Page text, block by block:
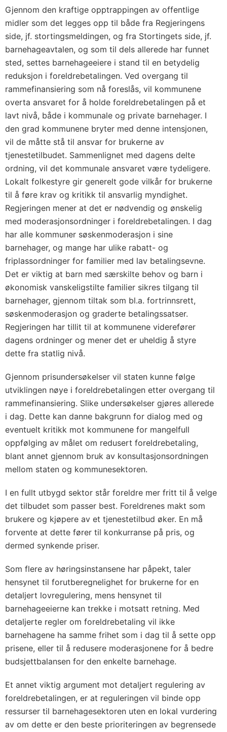
Gjennom den kraftige opptrappingen av offentlige
midler som det legges opp til både fra Regjeringens
side, jf. stortingsmeldingen, og fra Stortingets side, jf.
barnehageavtalen, og som til dels allerede har funnet
sted, settes barnehageeiere i stand til en betydelig
reduksjon i foreldrebetalingen. Ved overgang til
rammefinansiering som nå foreslås, vil kommunene
overta ansvaret for å holde foreldrebetalingen på et
lavt nivå, både i kommunale og private barnehager. I
den grad kommunene bryter med denne intensjonen,
vil de måtte stå til ansvar for brukerne av
tjenestetilbudet. Sammenlignet med dagens delte
ordning, vil det kommunale ansvaret være tydeligere.
Lokalt folkestyre gir generelt gode vilkår for brukerne
til å føre krav og kritikk til ansvarlig myndighet.
Regjeringen mener at det er nødvendig og ønskelig
med moderasjonsordninger i foreldrebetalingen. I dag
har alle kommuner søskenmoderasjon i sine
barnehager, og mange har ulike rabatt- og
friplassordninger for familier med lav betalingsevne.
Det er viktig at barn med særskilte behov og barn i
økonomisk vanskeligstilte familier sikres tilgang til
barnehager, gjennom tiltak som bl.a. fortrinnsrett,
søskenmoderasjon og graderte betalingssatser.
Regjeringen har tillit til at kommunene viderefører
dagens ordninger og mener det er uheldig å styre
dette fra statlig nivå.
Gjennom prisundersøkelser vil staten kunne følge
utviklingen nøye i foreldrebetalingen etter overgang til
rammefinansiering. Slike undersøkelser gjøres allerede
i dag. Dette kan danne bakgrunn for dialog med og
eventuelt kritikk mot kommunene for mangelfull
oppfølging av målet om redusert foreldrebetaling,
blant annet gjennom bruk av konsultasjonsordningen
mellom staten og kommunesektoren.
I en fullt utbygd sektor står foreldre mer fritt til å velge
det tilbudet som passer best. Foreldrenes makt som
brukere og kjøpere av et tjenestetilbud øker. En må
forvente at dette fører til konkurranse på pris, og
dermed synkende priser.
Som flere av høringsinstansene har påpekt, taler
hensynet til forutberegnelighet for brukerne for en
detaljert lovregulering, mens hensynet til
barnehageeierne kan trekke i motsatt retning. Med
detaljerte regler om foreldrebetaling vil ikke
barnehagene ha samme frihet som i dag til å sette opp
prisene, eller til å redusere moderasjonene for å bedre
budsjettbalansen for den enkelte barnehage.
Et annet viktig argument mot detaljert regulering av
foreldrebetalingen, er at reguleringen vil binde opp
ressurser til barnehagesektoren uten en lokal vurdering
av om dette er den beste prioriteringen av begrensede